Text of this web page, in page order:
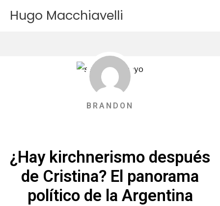
Hugo Macchiavelli
BRANDON
¿Hay kirchnerismo después
de Cristina? El panorama
político de la Argentina